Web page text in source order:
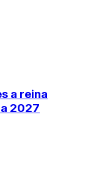
a reina
2027